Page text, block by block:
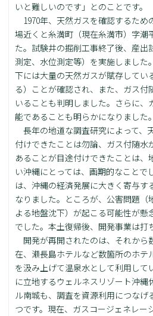
いと難しいのです」とのことです。
1970年、天然ガスを確認するため
場近くと糸満町（現在糸満市）字潮
た。試験井の掘削工事終了後、産出
測定、水位測定等）を実施しました
下には大量の天然ガスが賦存してい
る）ことが確認され、また、ガス付
いることも判明しました。さらに、
能であることも明らかになりました。
長年の地道な調査研究によって、
付けできたことは勿論、ガス付随水
あることが目途付けできたことは、
い沖縄にとっては、画期的なことで
は、沖縄の経済発展に大きく寄与す
なりました。ところが、公害問題（
よる地盤沈下）が起こる可能性が懸
でした。本土復帰後、開発事業は打
開発が再開されたのは、それから
在、瀬長島ホテルなど数箇所のホテ
を汲み上げて温泉水として利用して
に立地するウェルネスリゾート沖縄
ル南城も、調査を資源利用につなげ
つです。現在、ガスコージェネレー